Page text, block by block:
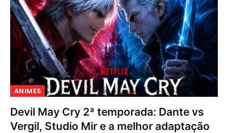
ANIMES
Devil May Cry 2ª temporada: Dante vs
Vergil, Studio Mir e a melhor adaptação